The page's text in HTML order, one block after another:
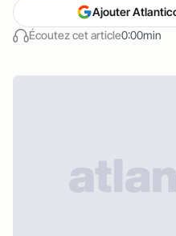
Écoutez cet article0:00min
Ajouter